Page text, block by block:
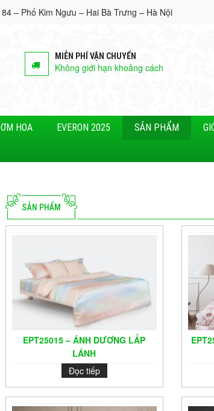
– Phố Kim Ngưu – Hai Bà Trưng – Hà Nội
MIỄN PHÍ VẬN CHUYỂN
Không giới hạn khoảng cách
HOA EVERON 2025 SẢN PHẨM
SẢN PHẨM
EPT25015 – ÁNH DƯƠNG LẤP
LÁNH
Đọc tiếp